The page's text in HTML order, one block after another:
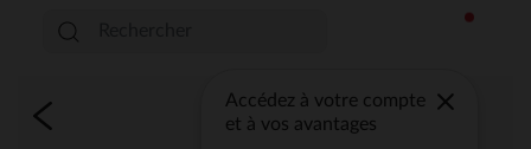
Accédez à votre compte
et à vos avantages